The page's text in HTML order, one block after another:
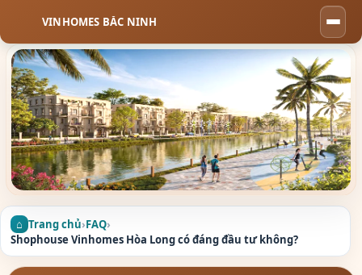
VINHOMES BẮC NINH
Trang chủ›FAQ›
Shophouse Vinhomes Hòa Long có đáng đầu tư không?